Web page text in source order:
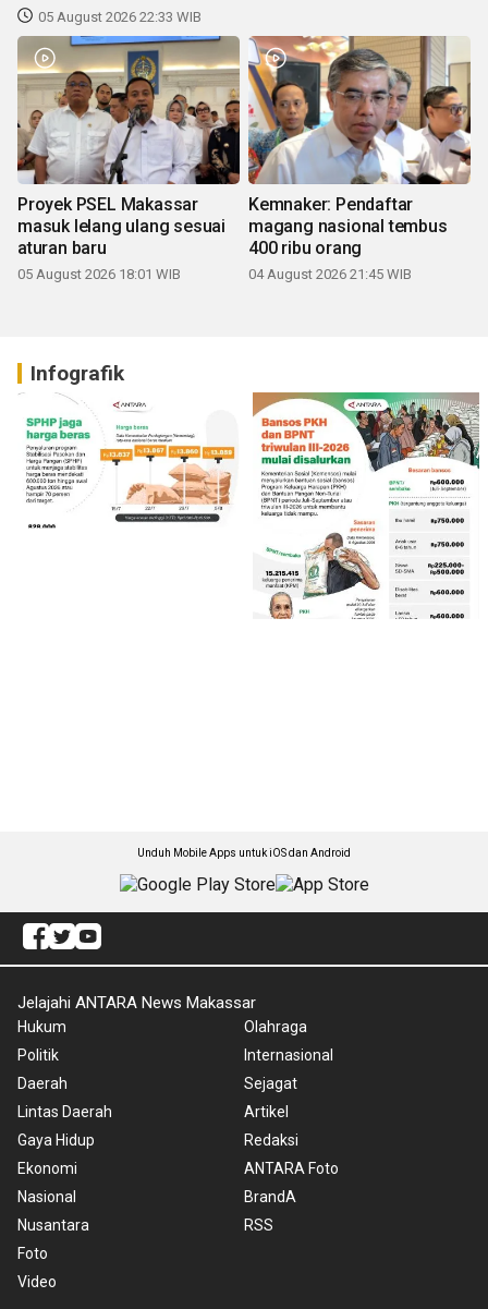
05 August 2026 22:33 WIB
Proyek PSEL Makassar
masuk lelang ulang sesuai
aturan baru
05 August 2026 18:01 WIB
Kemnaker: Pendaftar
magang nasional tembus
400 ribu orang
04 August 2026 21:45 WIB
Infografik
Unduh Mobile Apps untuk iOS dan Android
Jelajahi ANTARA News Makassar
Hukum
Politik
Daerah
Lintas Daerah
Gaya Hidup
Ekonomi
Nasional
Nusantara
Foto
Video
Olahraga
Internasional
Sejagat
Artikel
Redaksi
ANTARA Foto
BrandA
RSS